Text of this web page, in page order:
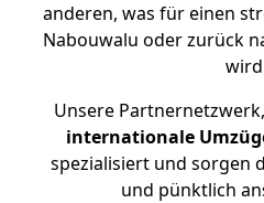
anderen, was für einen
Nabouwalu oder zurück
Unsere
internationale
spezialisiert und sorgen
und pünktlich